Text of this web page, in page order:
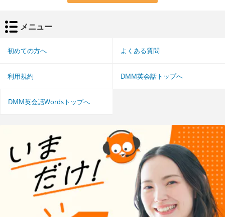
メニュー
初めての方へ よくある質問
利用規約 DMM英会話トップへ
DMM英会話Wordsトップへ